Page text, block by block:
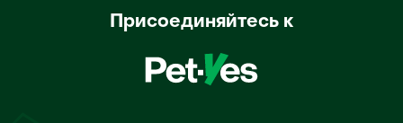
Присоединяйтесь к